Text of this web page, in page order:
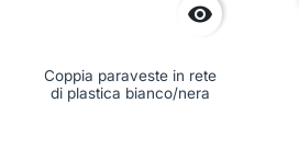

Coppia paraveste in rete
di plastica bianco/nera